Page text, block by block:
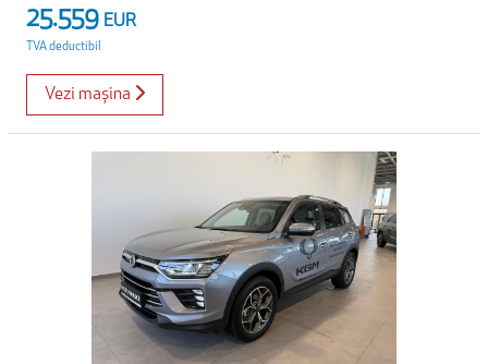
25.559 EUR
TVA deductibil
Vezi mașina